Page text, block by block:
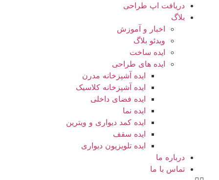
دریافت اپ طراحی
بلاگ
اخبار و آموزش
ویدئو بلاگ
ایده ساخت
ایده های طراحی
ایده آشپزخانه مدرن
ایده آشپزخانه کلاسیک
ایده فضای داخلی
ایده نما
ایده کمد دیواری و ویترین
ایده سقف
ایده تلویزیون دیواری
درباره ما
تماس با ما